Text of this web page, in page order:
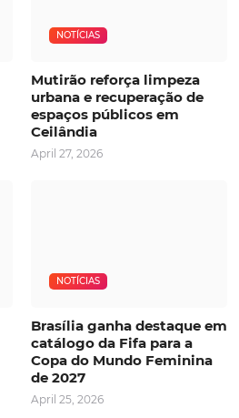
NOTÍCIAS
Mutirão reforça limpeza
urbana e recuperação de
espaços públicos em
Ceilândia
April 27, 2026
NOTÍCIAS
Brasília ganha destaque em
catálogo da Fifa para a
Copa do Mundo Feminina
de 2027
April 25, 2026